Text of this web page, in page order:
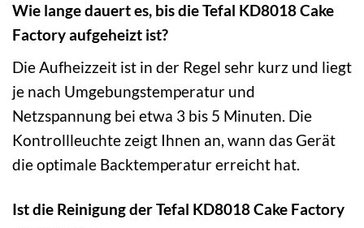
Wie lange dauert es, bis die Tefal KD8018 Cake
Factory aufgeheizt ist?
Die Aufheizzeit ist in der Regel sehr kurz und liegt
je nach Umgebungstemperatur und
Netzspannung bei etwa 3 bis 5 Minuten. Die
Kontrollleuchte zeigt Ihnen an, wann das Gerät
die optimale Backtemperatur erreicht hat.
Ist die Reinigung der Tefal KD8018 Cake Factory